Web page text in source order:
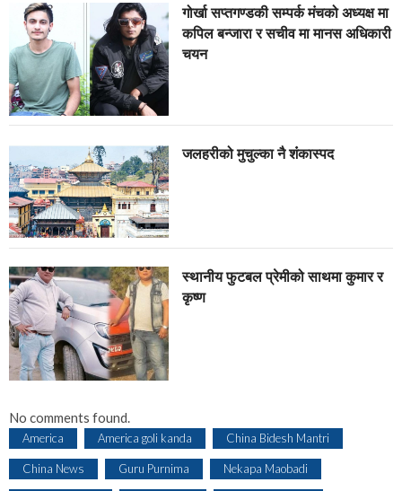
गोर्खा सप्तगण्डकी सम्पर्क मंचको अध्यक्ष मा
कपिल बन्जारा र सचीव मा मानस अधिकारी
चयन
जलहरीको मुचुल्का नै शंंकास्पद
स्थानीय फुटबल प्रेमीको साथमा कुमार र
कृष्ण
No comments found.
America America goli kanda China Bidesh Mantri
China News Guru Purnima Nekapa Maobadi